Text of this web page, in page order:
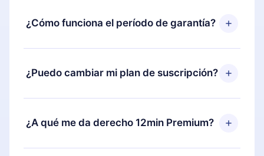
¿Cómo funciona el período de garantía?
Puedes descargar nuestra aplicación y comenzar a
disfrutar de nuestra biblioteca. Si por alguna razón
no estás satisfecho con nuestra plataforma,
días posteriores a la compra y solicita el
pagaste, sin preguntas ni burocracia.
¿Puedo cambiar mi plan de suscripción?
Sí, pero el cambio solo se aplicará a partir del
próximo período de facturación. Por ejemplo, si
decides cambiar tu suscripción mensual a anual,
¿A qué me da derecho 12min Premium?
12min Premium es un plan que te garantiza acceso